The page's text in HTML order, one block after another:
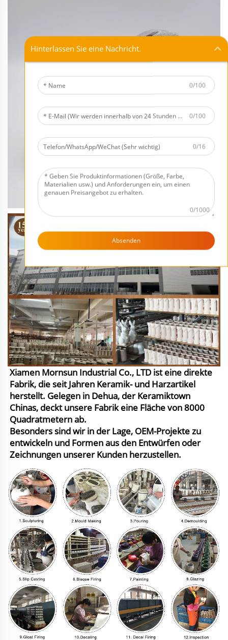
Xiamen Mornsun Industrial Co., LTD ist eine direkte
Fabrik, die seit Jahren Keramik- und Harzartikel
herstellt. Gelegen in Dehua, der Keramiktown
Chinas, deckt unsere Fabrik eine Fläche von 8000
Quadratmetern ab.
Besonders sind wir in der Lage, OEM-Projekte zu
entwickeln und Formen aus den Entwürfen oder
Zeichnungen unserer Kunden herzustellen.
Hinterlassen Sie eine Nachricht.
0/100
0/100
0/16
0/1000
Absenden